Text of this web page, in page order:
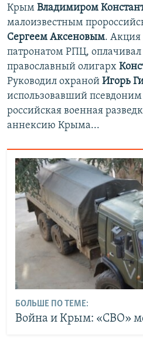
Крым Владимиром
малоизвестным
Сергеем Аксеновым. Акция
патронатом РПЦ,
православный олигарх
Руководил охраной Игорь
использовавший
российская военная
аннексию Крыма...
БОЛЬШЕ ПО ТЕМЕ:
Война и Крым: «СВО»